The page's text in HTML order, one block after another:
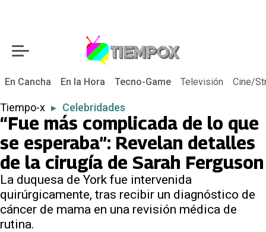
En Cancha En la Hora Tecno-Game Televisión Cine/
Tiempo-x ▸ Celebridades
“Fue más complicada de lo que
se esperaba”: Revelan detalles
de la cirugía de Sarah Ferguson
La duquesa de York fue intervenida
quirúrgicamente, tras recibir un diagnóstico de
cáncer de mama en una revisión médica de
rutina.